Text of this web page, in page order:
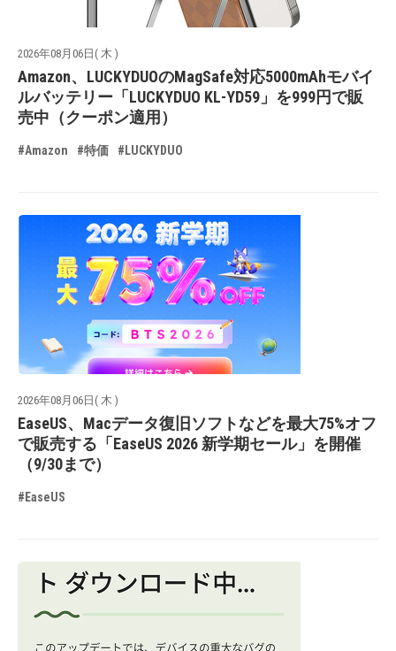
2026年08月06日( 木 )
Amazon、LUCKYDUOのMagSafe対応5000mAhモバイ
ルバッテリー「LUCKYDUO KL-YD59」を999円で販
売中（クーポン適用）
#Amazon #特価 #LUCKYDUO
2026年08月06日( 木 )
EaseUS、Macデータ復旧ソフトなどを最大75%オフ
で販売する「EaseUS 2026 新学期セール」を開催
（9/30まで）
#EaseUS